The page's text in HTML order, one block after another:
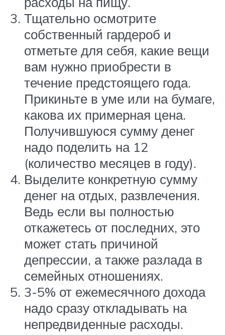
Тщательно осмотрите
собственный гардероб и
отметьте для себя, какие вещи
вам нужно приобрести в
течение предстоящего года.
Прикиньте в уме или на бумаге,
какова их примерная цена.
Получившуюся сумму денег
надо поделить на 12
(количество месяцев в году).
Выделите конкретную сумму
денег на отдых, развлечения.
Ведь если вы полностью
откажетесь от последних, это
может стать причиной
депрессии, а также разлада в
семейных отношениях.
3-5% от ежемесячного дохода
надо сразу откладывать на
непредвиденные расходы.